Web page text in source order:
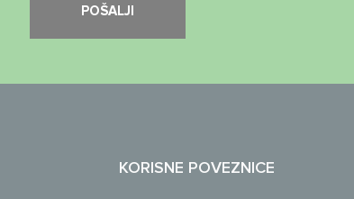
KORISNE POVEZNICE